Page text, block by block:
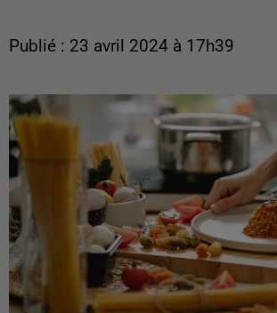
Publié : 23 avril 2024 à 17h39